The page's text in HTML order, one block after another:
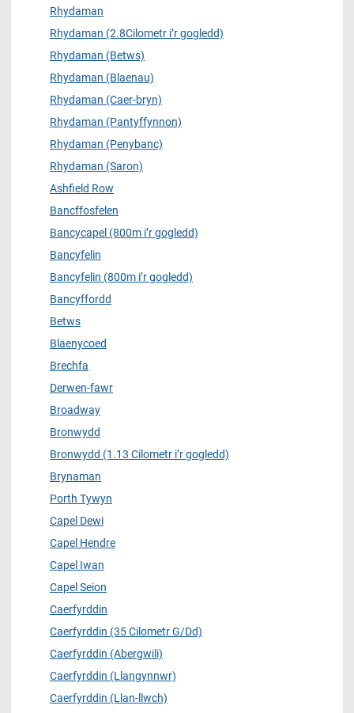
Rhydaman
Rhydaman (2.8Cilometr i’r gogledd)
Rhydaman (Betws)
Rhydaman (Blaenau)
Rhydaman (Caer-bryn)
Rhydaman (Pantyffynnon)
Rhydaman (Penybanc)
Rhydaman (Saron)
Ashfield Row
Bancffosfelen
Bancycapel (800m i’r gogledd)
Bancyfelin
Bancyfelin (800m i’r gogledd)
Bancyffordd
Betws
Blaenycoed
Brechfa
Derwen-fawr
Broadway
Bronwydd
Bronwydd (1.13 Cilometr i’r gogledd)
Brynaman
Porth Tywyn
Capel Dewi
Capel Hendre
Capel Iwan
Capel Seion
Caerfyrddin
Caerfyrddin (35 Cilometr G/Dd)
Caerfyrddin (Abergwili)
Caerfyrddin (Llangynnwr)
Caerfyrddin (Llan-llwch)